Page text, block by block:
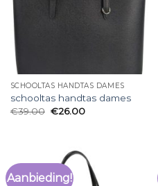
SCHOOLTAS HANDTAS DAMES
schooltas handtas dames
€39.00 €26.00
Aanbieding!